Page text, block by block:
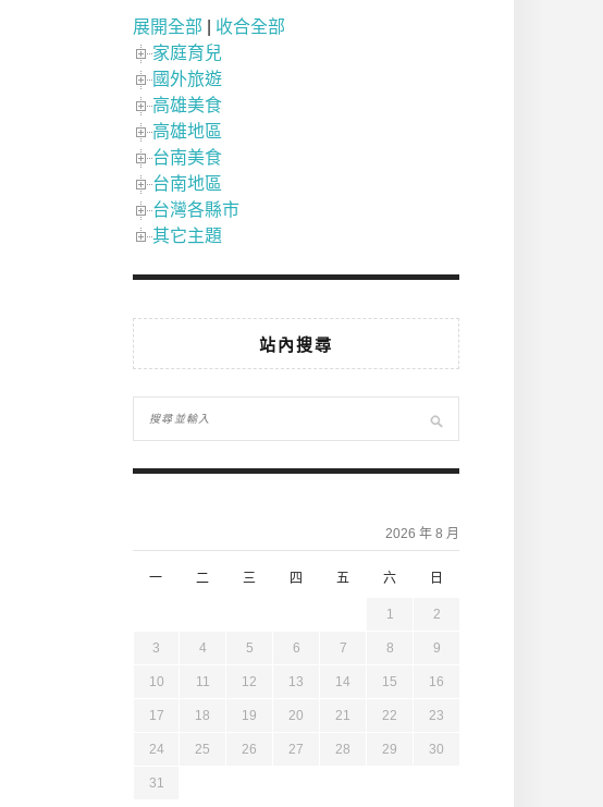
展開全部
收合全部
家庭育兒
國外旅遊
高雄美食
高雄地區
台南美食
台南地區
台灣各縣市
其它主題
站內搜尋
2026 年 8 月
一 二 三 四 五 六 日
1 2
3 4 5 6 7 8 9
10 11 12 13 14 15 16
17 18 19 20 21 22 23
24 25 26 27 28 29 30
31